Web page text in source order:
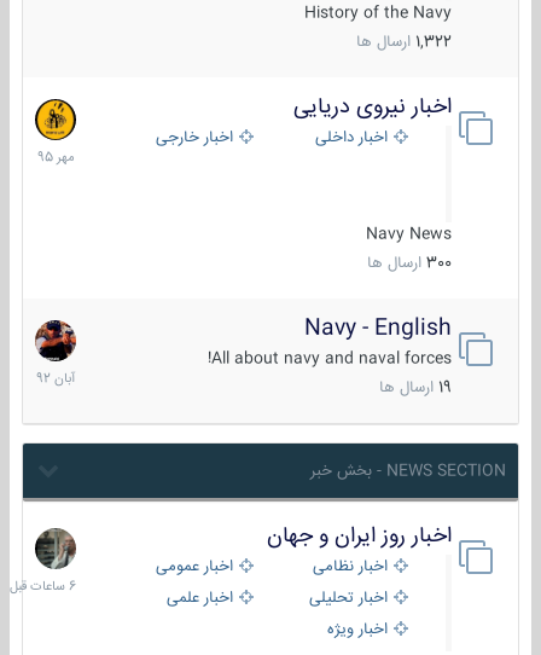
History of the Navy
1,322 ارسال ها
اخبار نیروی دریایی
اخبار داخلی اخبار خارجی
Navy News
300 ارسال ها
27
مهر
1395
Navy - English
All about navy and naval forces!
ارسال ها
22
آبان
1392
NEWS SECTION - بخش خبر
اخبار روز ایران و جهان
اخبار نظامی
اخبار عمومی
اخبار تحلیلی
اخبار علمی
اخبار ویژه
6
ساعات
قبل